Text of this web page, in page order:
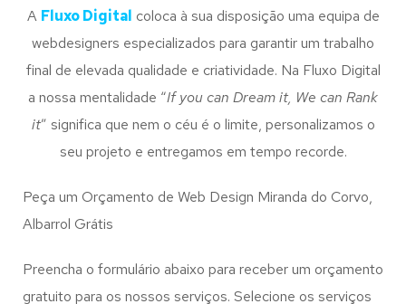
A Fluxo Digital coloca à sua disposição uma equipa de
webdesigners especializados para garantir um trabalho
final de elevada qualidade e criatividade. Na Fluxo Digital
a nossa mentalidade “If you can Dream it, We can Rank
it” significa que nem o céu é o limite, personalizamos o
seu projeto e entregamos em tempo recorde.
Peça um Orçamento de Web Design Miranda do Corvo,
Albarrol Grátis
Preencha o formulário abaixo para receber um orçamento
gratuito para os nossos serviços. Selecione os serviços